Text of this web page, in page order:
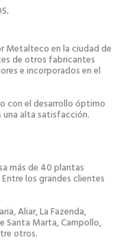
.
Metalteco en la ciudad de
de otros fabricantes
e incorporados en el
con el desarrollo óptimo
una alta satisfacción.
más de 40 plantas
los grandes clientes
Aliar, La Fazenda,
Santa Marta, Campollo,
otros.